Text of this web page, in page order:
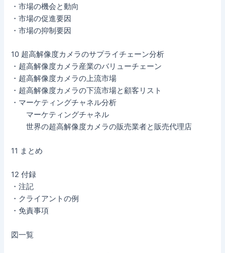
・市場の機会と動向
・市場の促進要因
・市場の抑制要因
10 超高解像度カメラのサプライチェーン分析
・超高解像度カメラ産業のバリューチェーン
・超高解像度カメラの上流市場
・超高解像度カメラの下流市場と顧客リスト
・マーケティングチャネル分析
マーケティングチャネル
世界の超高解像度カメラの販売業者と販売代理店
11 まとめ
12 付録
・注記
・クライアントの例
・免責事項
図一覧